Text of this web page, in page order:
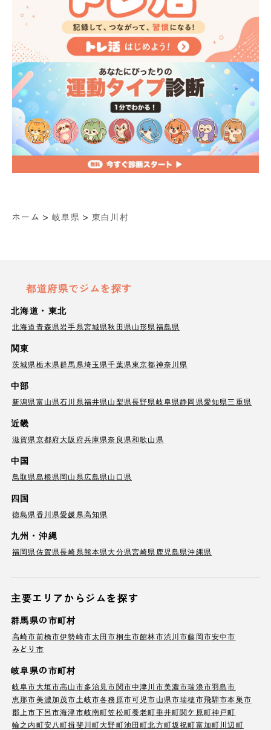
ホーム > 岐阜県 > 東白川村
都道府県でジムを探す
北海道・東北
北海道青森県岩手県宮城県秋田県山形県福島県
関東
茨城県栃木県群馬県埼玉県千葉県東京都神奈川県
中部
新潟県富山県石川県福井県山梨県長野県岐阜県静岡県愛知県三重県
近畿
滋賀県京都府大阪府兵庫県奈良県和歌山県
中国
鳥取県島根県岡山県広島県山口県
四国
徳島県香川県愛媛県高知県
九州・沖縄
福岡県佐賀県長崎県熊本県大分県宮崎県 鹿児島県沖縄県
主要エリアからジムを探す
群馬県の市町村
高崎市前橋市伊勢崎市太田市桐生市館林市渋川市藤岡市安中市
みどり市
岐阜県の市町村
岐阜市大垣市高山市多治見市関市中津川市美濃市瑞浪市羽島市
恵那市美濃加茂市土岐市各務原市可児市山県市瑞穂市飛騨市本巣市
郡上市下呂市海津市岐南町笠松町養老町垂井町関ケ原町神戸町
輪之内町安八町揖斐川町大野町池田町北方町坂祝町富加町川辺町